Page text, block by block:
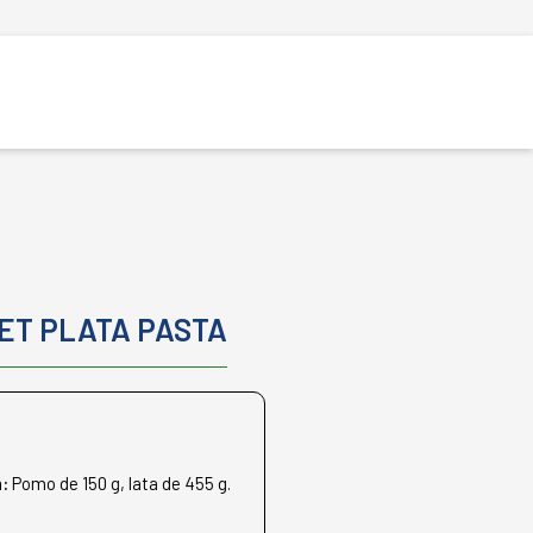
PLATA PASTA
Pomo de 150 g, lata de 455 g.